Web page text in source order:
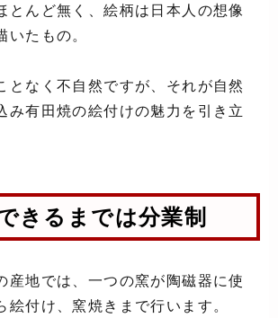
とんど無く、絵柄は日本人の想像
いたもの。
となく不自然ですが、それが自然
み有田焼の絵付けの魅力を引き立
できるまでは分業制
産地では、一つの窯が陶磁器に使
絵付け、窯焼きまで行います。